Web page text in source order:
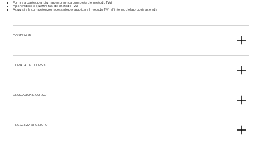
Fornire ai partecipanti una panoramica completa del metodo TWI
Apprendere le quattro fasi del metodo TWI
Acquisire le competenze necessarie per applicare il metodo TWI all'interno della propria azienda
CONTENUTI
DURATA DEL CORSO
EROGAZIONE CORSO
PRESENZA o REMOTO